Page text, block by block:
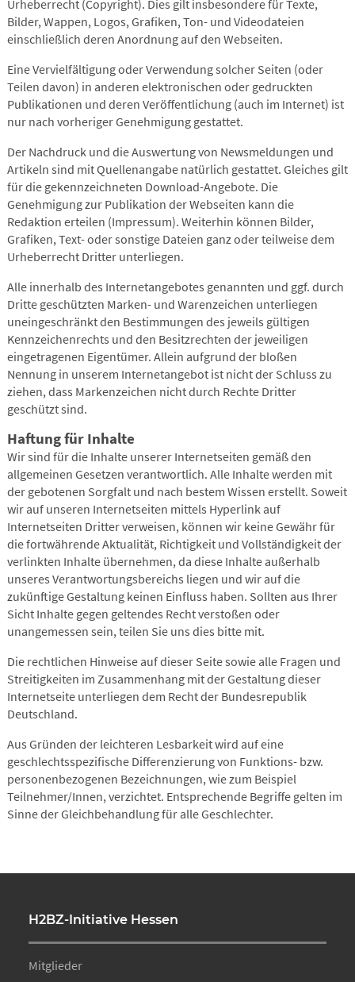
Urheberrecht (Copyright). Dies gilt insbesondere für Texte,
Bilder, Wappen, Logos, Grafiken, Ton- und Videodateien
einschließlich deren Anordnung auf den Webseiten.
Eine Vervielfältigung oder Verwendung solcher Seiten (oder
Teilen davon) in anderen elektronischen oder gedruckten
Publikationen und deren Veröffentlichung (auch im Internet) ist
nur nach vorheriger Genehmigung gestattet.
Der Nachdruck und die Auswertung von Newsmeldungen und
Artikeln sind mit Quellenangabe natürlich gestattet. Gleiches gilt
für die gekennzeichneten Download-Angebote. Die
Genehmigung zur Publikation der Webseiten kann die
Redaktion erteilen (Impressum). Weiterhin können Bilder,
Grafiken, Text- oder sonstige Dateien ganz oder teilweise dem
Urheberrecht Dritter unterliegen.
Alle innerhalb des Internetangebotes genannten und ggf. durch
Dritte geschützten Marken- und Warenzeichen unterliegen
uneingeschränkt den Bestimmungen des jeweils gültigen
Kennzeichenrechts und den Besitzrechten der jeweiligen
eingetragenen Eigentümer. Allein aufgrund der bloßen
Nennung in unserem Internetangebot ist nicht der Schluss zu
ziehen, dass Markenzeichen nicht durch Rechte Dritter
geschützt sind.
Haftung für Inhalte
Wir sind für die Inhalte unserer Internetseiten gemäß den
allgemeinen Gesetzen verantwortlich. Alle Inhalte werden mit
der gebotenen Sorgfalt und nach bestem Wissen erstellt. Soweit
wir auf unseren Internetseiten mittels Hyperlink auf
Internetseiten Dritter verweisen, können wir keine Gewähr für
die fortwährende Aktualität, Richtigkeit und Vollständigkeit der
verlinkten Inhalte übernehmen, da diese Inhalte außerhalb
unseres Verantwortungsbereichs liegen und wir auf die
zukünftige Gestaltung keinen Einfluss haben. Sollten aus Ihrer
Sicht Inhalte gegen geltendes Recht verstoßen oder
unangemessen sein, teilen Sie uns dies bitte mit.
Die rechtlichen Hinweise auf dieser Seite sowie alle Fragen und
Streitigkeiten im Zusammenhang mit der Gestaltung dieser
Internetseite unterliegen dem Recht der Bundesrepublik
Deutschland.
Aus Gründen der leichteren Lesbarkeit wird auf eine
geschlechtsspezifische Differenzierung von Funktions- bzw.
personenbezogenen Bezeichnungen, wie zum Beispiel
Teilnehmer/Innen, verzichtet. Entsprechende Begriffe gelten im
Sinne der Gleichbehandlung für alle Geschlechter.
H2BZ-Initiative Hessen
Mitglieder